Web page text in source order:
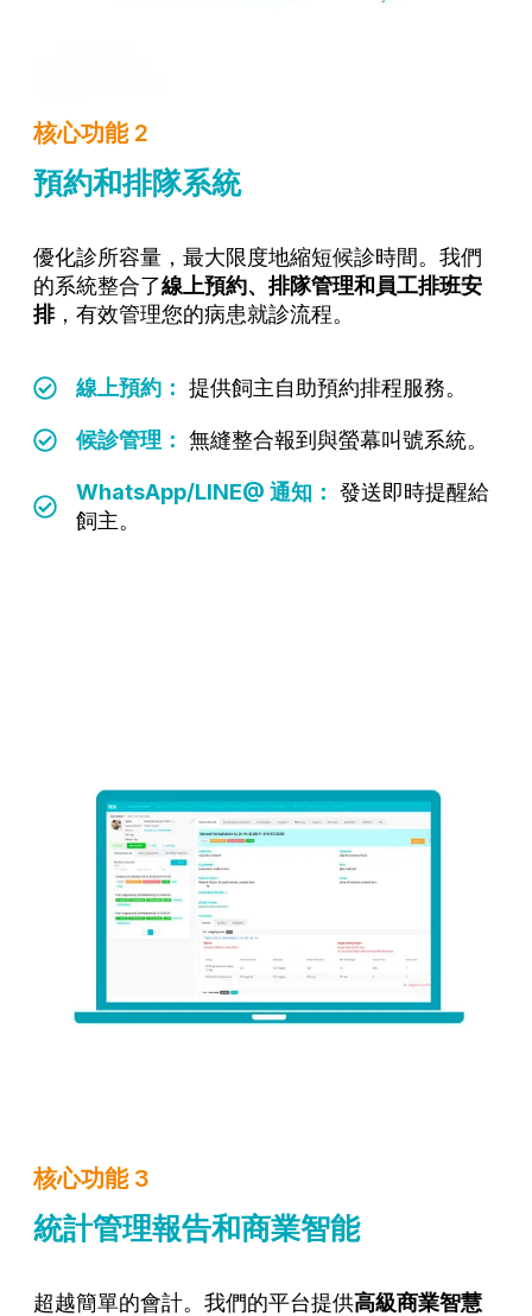
核心功能 2
預約和排隊系統
優化診所容量，最大限度地縮短候診時間。我們
的系統整合了線上預約、排隊管理和員工排班安
排，有效管理您的病患就診流程。
線上預約： 提供飼主自助預約排程服務。
候診管理： 無縫整合報到與螢幕叫號系統。
WhatsApp/LINE@ 通知： 發送即時提醒給
飼主。
核心功能 3
統計管理報告和商業智能
超越簡單的會計。我們的平台提供高級商業智慧